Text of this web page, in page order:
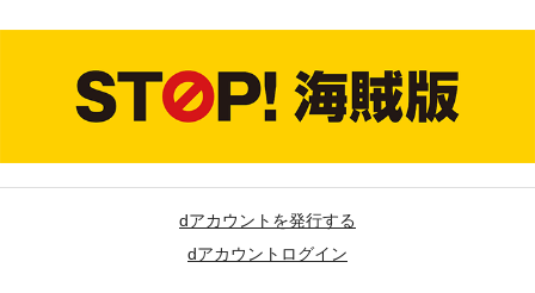
dアカウントを発行する
dアカウントログイン